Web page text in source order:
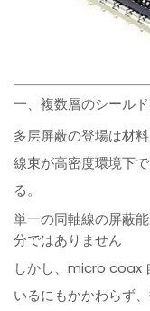
一、複数層のシール
多层屏蔽の登場は材
線束が高密度環境下
る。
単一の同軸線の屏蔽
分ではありません
しかし、micro coax
いるにもかかわらず